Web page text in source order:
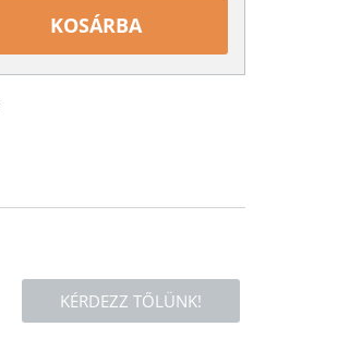
KOSÁRBA
KÉRDEZZ TŐLÜNK!